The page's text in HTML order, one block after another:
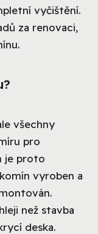
vyčištění.
za renovaci,
všechny
pro
je proto
vyroben a
než stavba
deska.